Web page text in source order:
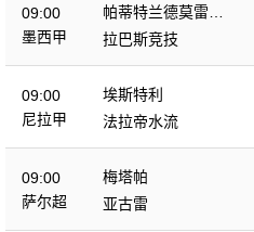
09:00
墨西甲
帕蒂特兰德莫雷洛
斯
拉巴斯竞技
09:00
尼拉甲
埃斯特利
法拉帝水流
09:00
萨尔超
梅塔帕
亚古雷